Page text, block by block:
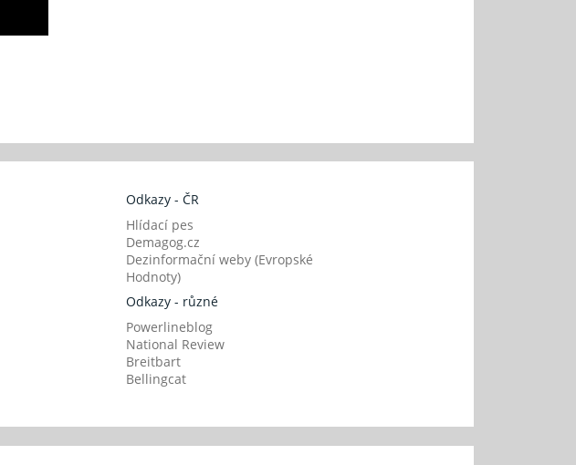
Odkazy - ČR
Hlídací pes
Demagog.cz
Dezinformační weby (Evropské
Hodnoty)
Odkazy - různé
Powerlineblog
National Review
Breitbart
Bellingcat